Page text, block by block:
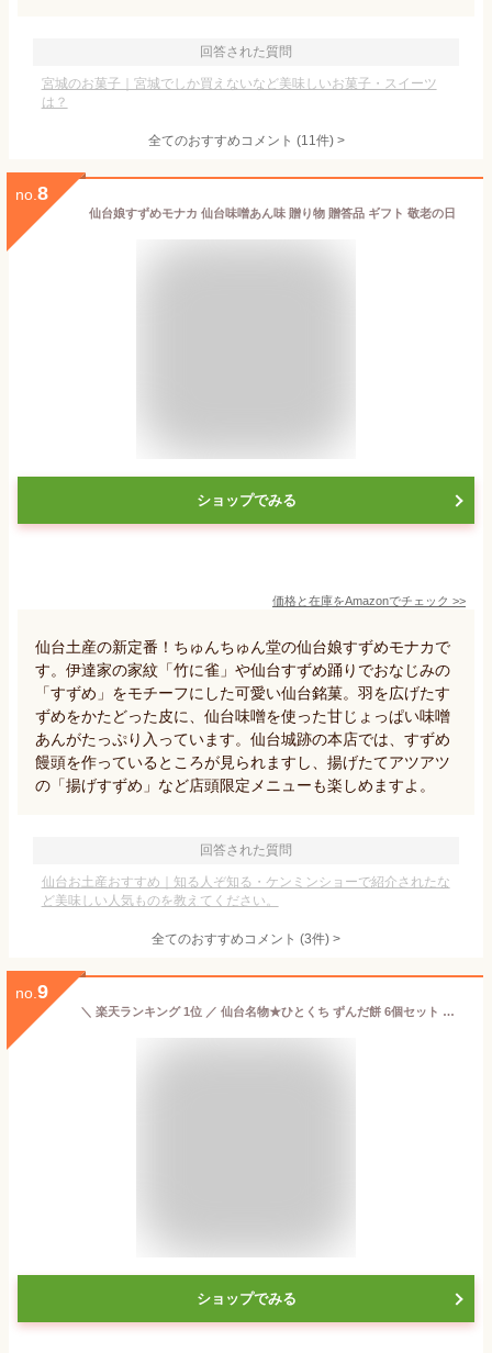
回答された質問
宮城のお菓子｜宮城でしか買えないなど美味しいお菓子・スイーツ
は？
全てのおすすめコメント (11件) >
no. 8
仙台娘すずめモナカ 仙台味噌あん味 贈り物 贈答品 ギフト 敬老の日
ショップでみる
価格と在庫をAmazonでチェック >>
仙台土産の新定番！ちゅんちゅん堂の仙台娘すずめモナカで
す。伊達家の家紋「竹に雀」や仙台すずめ踊りでおなじみの
「すずめ」をモチーフにした可愛い仙台銘菓。羽を広げたす
ずめをかたどった皮に、仙台味噌を使った甘じょっぱい味噌
あんがたっぷり入っています。仙台城跡の本店では、すずめ
饅頭を作っているところが見られますし、揚げたてアツアツ
の「揚げすずめ」など店頭限定メニューも楽しめますよ。
回答された質問
仙台お土産おすすめ｜知る人ぞ知る・ケンミンショーで紹介されたな
ど美味しい人気ものを教えてください。
全てのおすすめコメント (3件) >
no. 9
＼ 楽天ランキング 1位 ／ 仙台名物★ひとくち ずんだ餅 6個セット 送料無料 (※離島除く) ずんだもち お取り寄せ スイーツ 冷凍菓子 お土産 一口 おもち スイーツセット 一口サイズ 冷凍スイーツ 冷凍和菓子 お配り お菓子 ギフト 5000円以下 プレゼント 絶品 宮城 東北
ショップでみる